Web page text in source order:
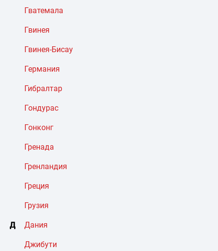
Гватемала
Гвинея
Гвинея-Бисау
Германия
Гибралтар
Гондурас
Гонконг
Гренада
Гренландия
Греция
Грузия
Д Дания
Джибути